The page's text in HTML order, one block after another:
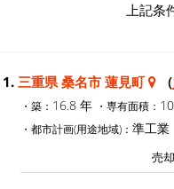
上記条
1. 三重県 桑名市 蓮見町 （
・築： 16.8 年 ・専有面積：
・都市計画(用途地域)： 準工
売